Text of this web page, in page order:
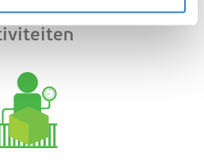
e-commerce